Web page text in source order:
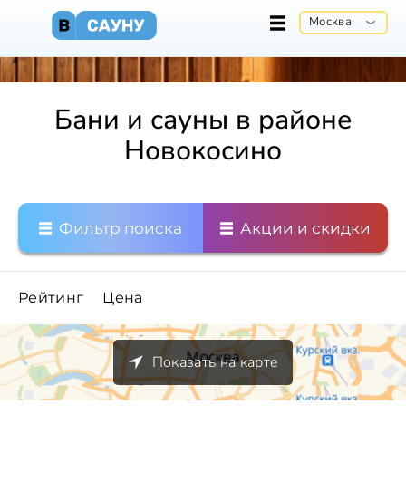
Москва
Бани и сауны в районе
Новокосино
Фильтр поиска Акции и скидки
Рейтинг Цена
Показать на карте